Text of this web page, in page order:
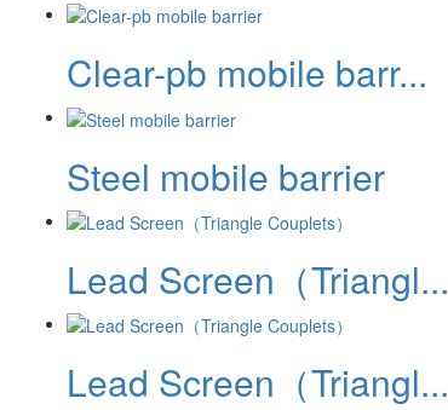
Clear-pb mobile barr...
Steel mobile barrier
Lead Screen（Triangl...
Lead Screen（Triangl...